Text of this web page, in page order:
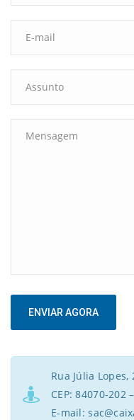
Rua Júlia Lopes,
CEP: 84070-202
E-mail: